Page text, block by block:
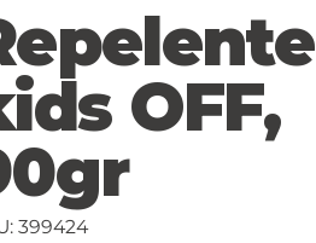
OFF,
SKU
399424
399424